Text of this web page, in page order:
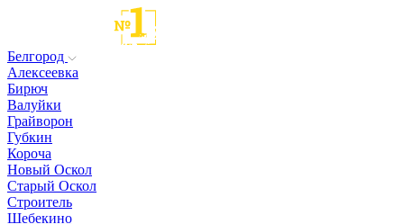
Белгород
Алексеевка
Бирюч
Валуйки
Грайворон
Губкин
Короча
Новый Оскол
Старый Оскол
Строитель
Шебекино